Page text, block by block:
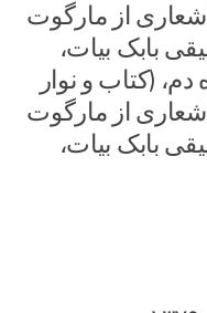
از مارگوت
بابک بیات،
سپیده دم، (کتاب و نوار
از مارگوت
بابک بیات،